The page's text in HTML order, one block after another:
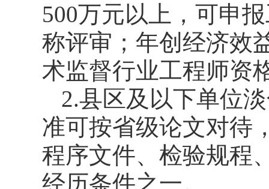
500万元以上，可申
称评审；年创经济效
术监督行业工程师资
2.县区及以下单位
准可按省级论文对待
程序文件、检验规程
经历条件之一。